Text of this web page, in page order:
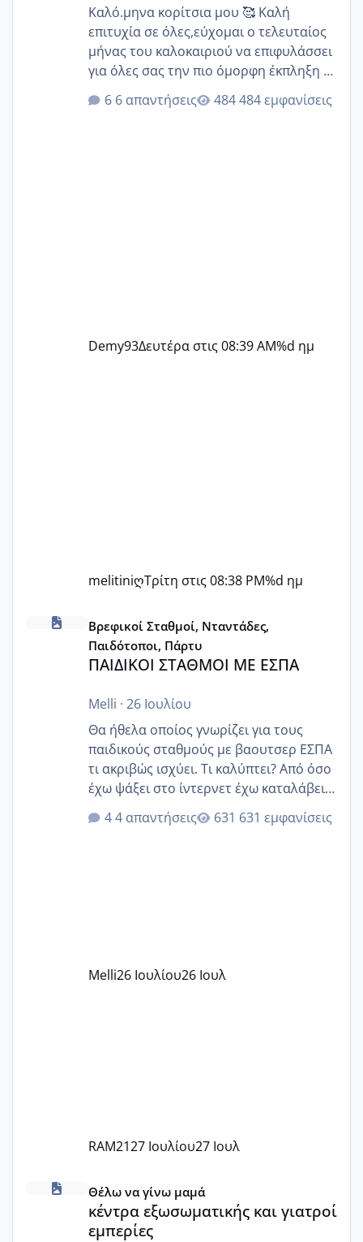
Καλό.μηνα κορίτσια μου 🥰 Καλή
επιτυχία σε όλες,εύχομαι ο τελευταίος
μήνας του καλοκαιριού να επιφυλάσσει
για όλες σας την πιο όμορφη έκπληξη 🧿
@Elk @Melikara86 @Παρασκευαιδου
@Zenia z @melitiniღ @Christi.D.
6 απαντήσεις 484 εμφανίσεις
Demy93Δευτέρα στις 08:39 AM%d ημ
melitiniღΤρίτη στις 08:38 PM%d ημ
ΠΑΙΔΙΚΟΙ ΣΤΑΘΜΟΙ ΜΕ ΕΣΠΑ
Βρεφικοί Σταθμοί, Νταντάδες,
Παιδότοποι, Πάρτυ
ΠΑΙΔΙΚΟΙ ΣΤΑΘΜΟΙ ΜΕ ΕΣΠΑ
Melli · 26 Ιουλίου
Θα ήθελα οποίος γνωρίζει για τους
παιδικούς σταθμούς με βαουτσερ ΕΣΠΑ
τι ακριβώς ισχύει. Τι καλύπτει? Από όσο
έχω ψάξει στο ίντερνετ έχω καταλάβει
ότι το βαουτσερ καλύπτει όλα τα
δίδακτρα και τα τροφεια του ιδιωτικού
Εγώ πήγα σε έναν ιδιωτικό παιδικό στ
4 απαντήσεις 631 εμφανίσεις
Melli26 Ιουλίου26 Ιουλ
RAM2127 Ιουλίου27 Ιουλ
κέντρα εξωσωματικής και γιατροί εμπερίες
Θέλω να γίνω μαμά
κέντρα εξωσωματικής και γιατροί
εμπερίες